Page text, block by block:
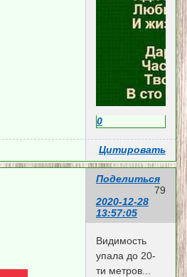
0
Цитировать
Поделиться
79
2020-12-28
13:57:05
Видимость
упала до 20-
ти метров...